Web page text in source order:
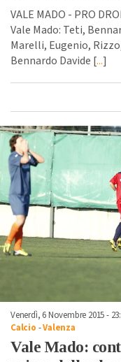
VALE MADO - PRO
Vale Mado: Teti,
Marelli, Eugenio,
Bennardo Davide [...]
Venerdì, 6 Novembre 2015 -
Calcio -Valenza
Vale Mado: